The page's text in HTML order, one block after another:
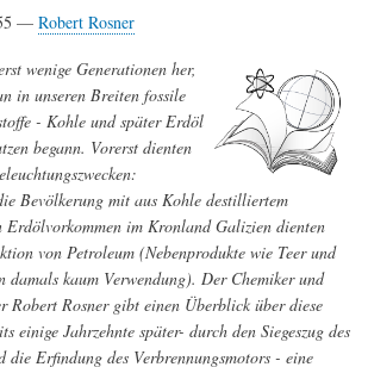
— Robert Rosner
wenige Generationen her,
in unseren Breiten fossile
- Kohle und später Erdöl
begann. Vorerst dienten
Bevölkerung mit aus Kohle destilliertem
Erdölvorkommen im Kronland Galizien dienten
von Petroleum (Nebenprodukte wie Teer und
damals kaum Verwendung). Der Chemiker und
Robert Rosner gibt einen Überblick über diese
einige Jahrzehnte später- durch den Siegeszug des
die Erfindung des Verbrennungsmotors - eine